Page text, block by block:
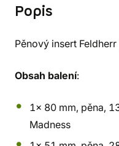
Popis
Pěnový insert
Obsah balení:
1x 80 mm, pěna,
Madness